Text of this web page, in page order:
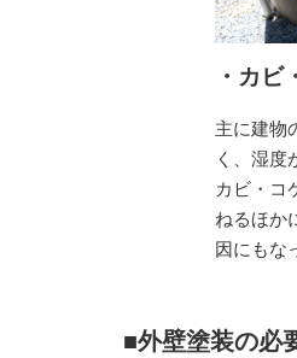
・カビ
主に建物
く、湿度
カビ・コ
ねるほか
因にもな
■外壁塗装の必